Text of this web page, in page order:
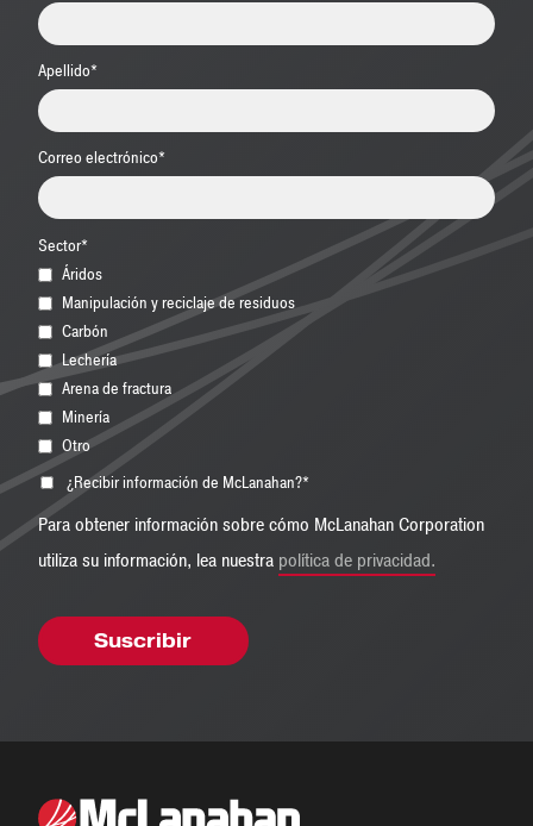
Apellido*
Correo electrónico*
Sector*
Áridos
Manipulación y reciclaje de residuos
Carbón
Lechería
Arena de fractura
Minería
Otro
¿Recibir información de McLanahan?*
Para obtener información sobre cómo McLanahan Corporation
utiliza su información, lea nuestra política de privacidad.